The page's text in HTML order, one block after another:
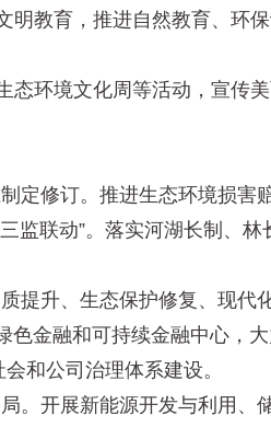
教育，推进自然教育、环
环境文化周等活动，宣传美
修订。推进生态环境损害
监联动”。落实河湖长制、林
升、生态保护修复、现代
金融和可持续金融中心，大
和公司治理体系建设。
开展新能源开发与利用、